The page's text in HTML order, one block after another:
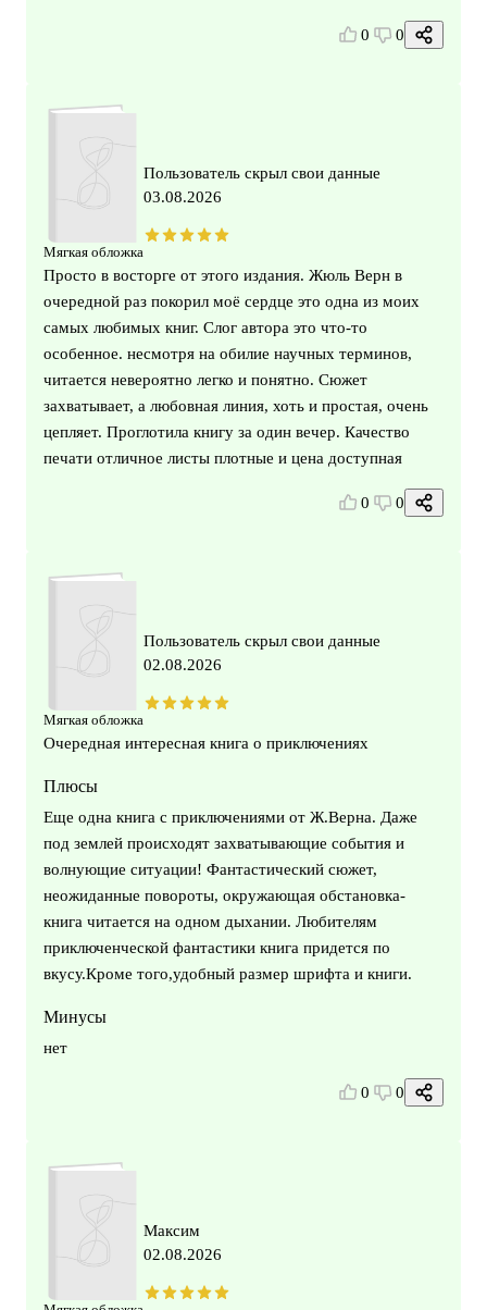
0 0
Мягкая обложка
Пользователь скрыл свои данные
03.08.2026
Просто в восторге от этого издания. Жюль Верн в
очередной раз покорил моё сердце это одна из моих
самых любимых книг. Слог автора это что-то
особенное. несмотря на обилие научных терминов,
читается невероятно легко и понятно. Сюжет
захватывает, а любовная линия, хоть и простая, очень
цепляет. Проглотила книгу за один вечер. Качество
печати отличное листы плотные и цена доступная
0 0
Мягкая обложка
Пользователь скрыл свои данные
02.08.2026
Очередная интересная книга о приключениях
Плюсы
Еще одна книга с приключениями от Ж.Верна. Даже
под землей происходят захватывающие события и
волнующие ситуации! Фантастический сюжет,
неожиданные повороты, окружающая обстановка-
книга читается на одном дыхании. Любителям
приключенческой фантастики книга придется по
вкусу.Кроме того,удобный размер шрифта и книги.
Минусы
нет
0 0
Максим
02.08.2026